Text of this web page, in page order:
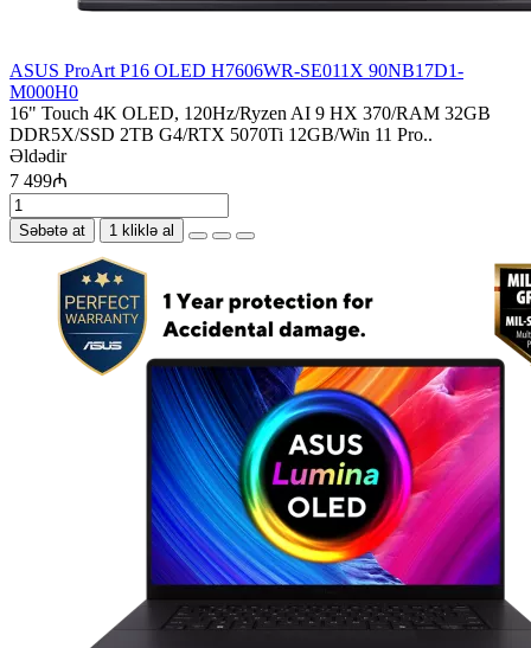
ASUS ProArt P16 OLED H7606WR-SE011X 90NB17D1-
M000H0
16" Touch 4K OLED, 120Hz/Ryzen AI 9 HX 370/RAM 32GB
DDR5X/SSD 2TB G4/RTX 5070Ti 12GB/Win 11 Pro..
Əldədir
7 499₼
Səbətə at 1 kliklə al